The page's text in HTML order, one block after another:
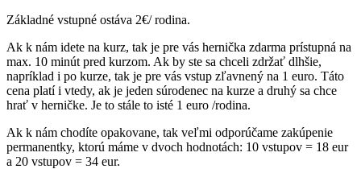
Základné vstupné ostáva 2€/ rodina.
Ak k nám idete na kurz, tak je pre vás hernička zdarma prístupná na
max. 10 minút pred kurzom. Ak by ste sa chceli zdržať dlhšie,
napríklad i po kurze, tak je pre vás vstup zľavnený na 1 euro. Táto
cena platí i vtedy, ak je jeden súrodenec na kurze a druhý sa chce
hrať v herničke. Je to stále to isté 1 euro /rodina.
Ak k nám chodíte opakovane, tak veľmi odporúčame zakúpenie
permanentky, ktorú máme v dvoch hodnotách: 10 vstupov = 18 eur
a 20 vstupov = 34 eur.